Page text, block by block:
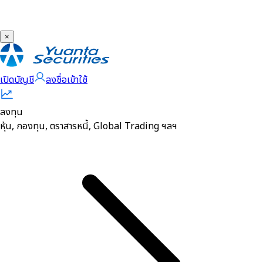
×
เปิดบัญชี ลงชื่อเข้าใช้
ลงทุน
หุ้น, กองทุน, ตราสารหนี้, Global Trading ฯลฯ